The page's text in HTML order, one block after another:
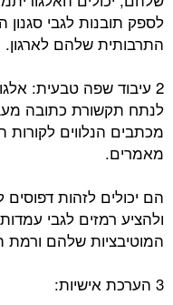
לספק תובנות לגבי
התרבותית שלהם לארגון.
לנתח תקשורת כתובה
מכתבים הנלווים לקורות
מאמרים.
הם יכולים לזהות דפוסים
ולהציע רמזים לגבי
המוטיבציות שלהם ורמת
3 הערכת אישיות: